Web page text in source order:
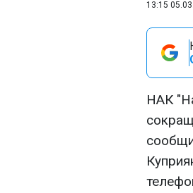
13:15
НАК